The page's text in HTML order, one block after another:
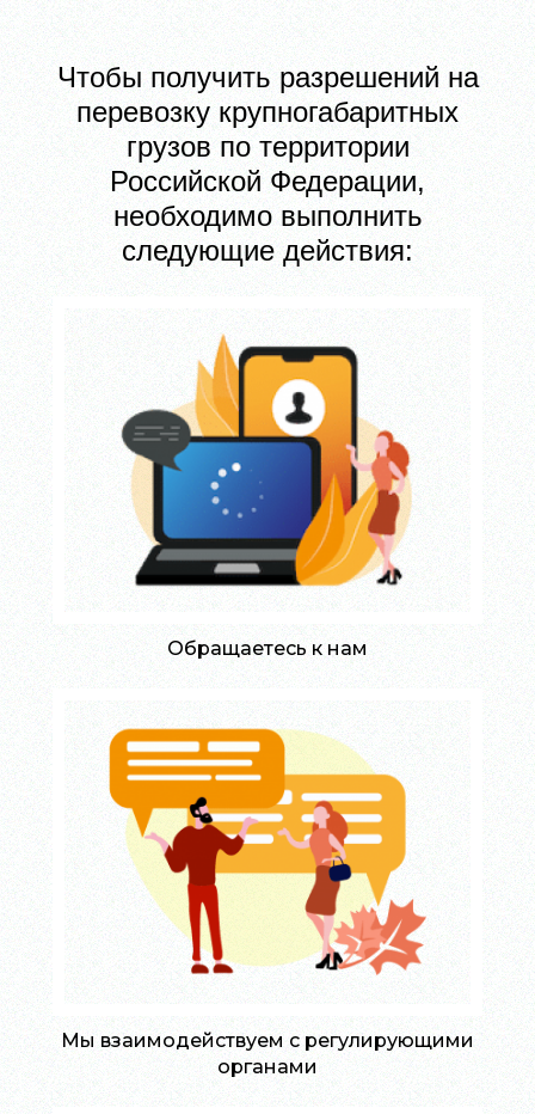
Чтобы получить разрешений на
перевозку крупногабаритных
грузов по территории
Российской Федерации,
необходимо выполнить
следующие действия:
Обращаетесь к нам
Мы взаимодействуем с регулирующими
органами